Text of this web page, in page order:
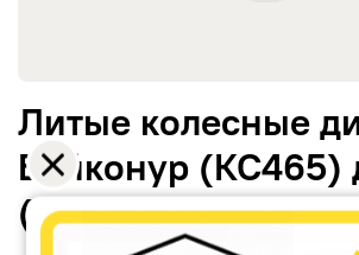
Литые колесные
Байконур (КС465)
(литьё)